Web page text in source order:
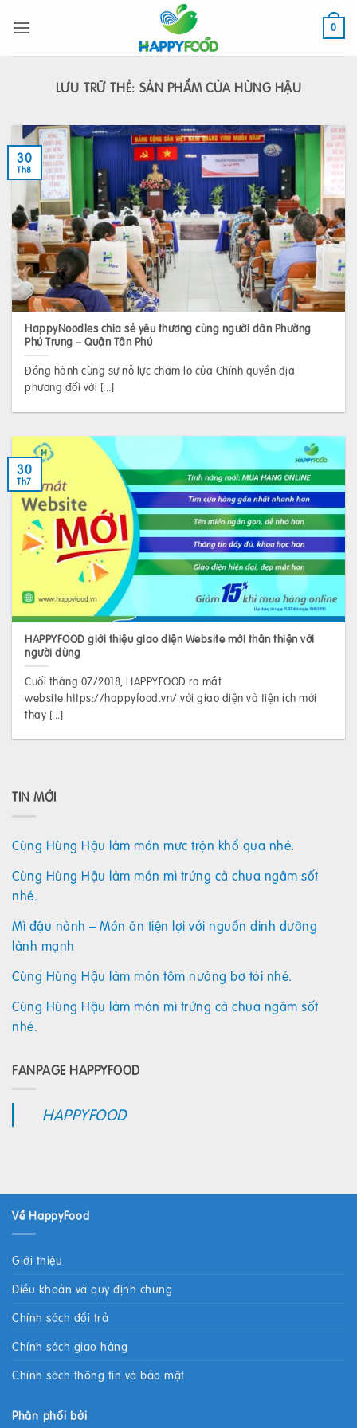
qua
0
LƯU TRỮ THẺ: SẢN PHẨM CỦA HÙNG HẬU
TIN MỚI
Cùng Hùng Hậu làm món mực trộn khổ qua nhé.
Cùng Hùng Hậu làm món mì trứng cà chua ngâm sốt
nhé.
Mì đậu nành – Món ăn tiện lợi với nguồn dinh dưỡng
lành mạnh
Cùng Hùng Hậu làm món tôm nướng bơ tỏi nhé.
Cùng Hùng Hậu làm món mì trứng cà chua ngâm sốt
nhé.
FANPAGE HAPPYFOOD
HAPPYFOOD
HappyNoodles chia sẻ yêu thương cùng người dân Phường
Phú Trung – Quận Tân Phú
Đồng hành cùng sự nỗ lực chăm lo của Chính quyền địa
phương đối với [...]
30
Th8
HAPPYFOOD giới thiệu giao diện Website mới thân thiện với
người dùng
Cuối tháng 07/2018, HAPPYFOOD ra mắt
website https://happyfood.vn/ với giao diện và tiện ích mới
thay [...]
30
Th7
Về HappyFood
Giới thiệu
Điều khoản và quy định chung
Chính sách đổi trả
Chính sách giao hàng
Chính sách thông tin và bảo mật
Phân phối bởi